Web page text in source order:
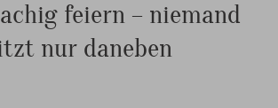
feiern – niemand
nur daneben